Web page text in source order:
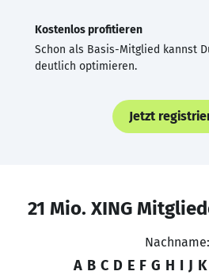
Kostenlos profitieren
Schon als Basis-Mitglied kannst
deutlich optimieren.
Jetzt
21 Mio. XING
Nachname:
A B C D E F G H I J K